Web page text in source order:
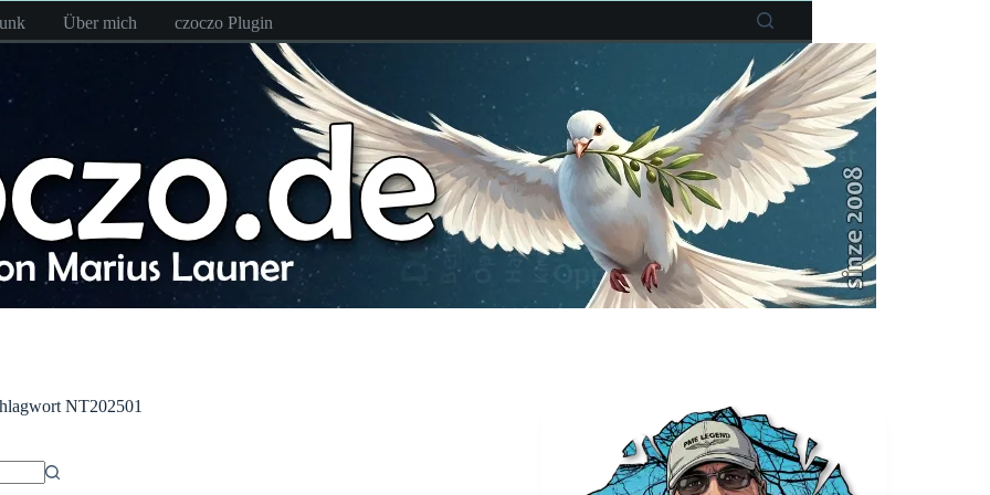
Über mich czoczo Plugin
NT202501